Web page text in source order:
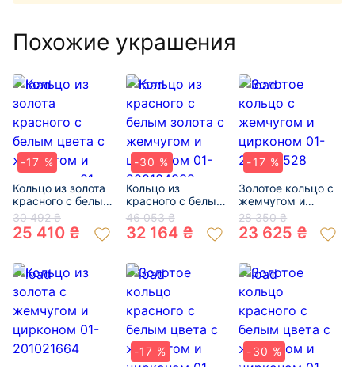
Похожие украшения
-17 %
Кольцо из золота
красного с белым
цвета с жемчугом
и цирконом 01-
200401789
30 492 ₴
25 410 ₴
-30 %
Кольцо из
красного с белым
золота с
жемчугом и
цирконом 01-
46 053 ₴
32 164 ₴
-17 %
Золотое кольцо с
жемчугом и
цирконом 01-
200517528
28 350 ₴
23 625 ₴
-17 %
-30 %